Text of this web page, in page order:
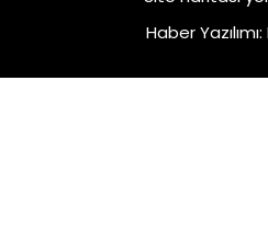
Haber Yazılımı: